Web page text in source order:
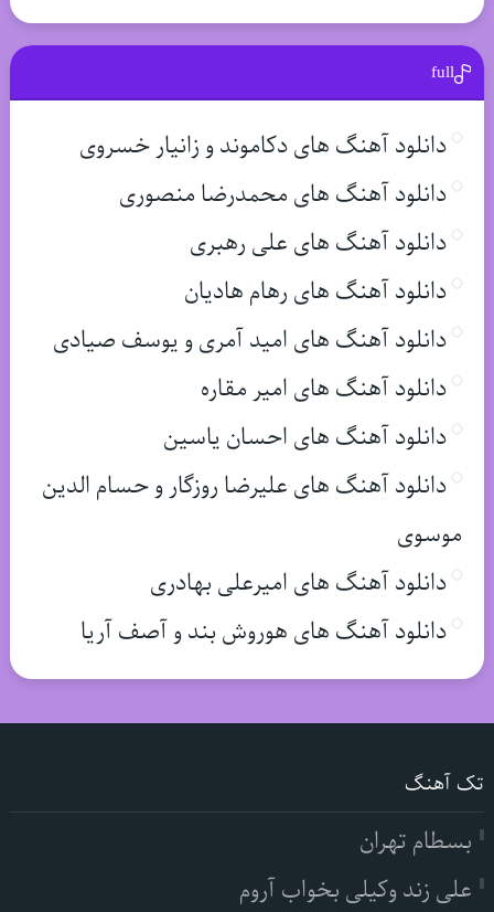
full
دانلود آهنگ های دکاموند و زانیار خسروی
دانلود آهنگ های محمدرضا منصوری
دانلود آهنگ های علی رهبری
دانلود آهنگ های رهام هادیان
دانلود آهنگ های امید آمری و یوسف صیادی
دانلود آهنگ های امیر مقاره
دانلود آهنگ های احسان یاسین
دانلود آهنگ های علیرضا روزگار و حسام الدین
موسوی
دانلود آهنگ های امیرعلی بهادری
دانلود آهنگ های هوروش بند و آصف آریا
تک آهنگ
بسطام تهران
علی زند وکیلی بخواب آروم